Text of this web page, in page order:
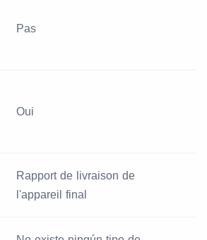
Pas
Oui
Rapport de livraison de
l'appareil final